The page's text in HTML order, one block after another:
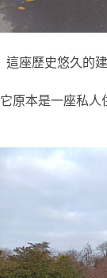
這座歷史悠久的
它原本是一座私人